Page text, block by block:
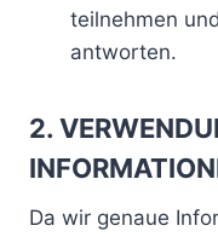
teilnehmen
antworten.
2.
Da wir genaue